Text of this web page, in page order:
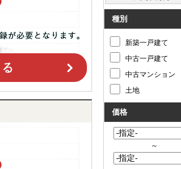
お知らせ
お問い合わせ
来店予約
お気に入り物件
会員登録
ログイン
種別
新築一戸建て
中古一戸建て
中古マンション
土地
価格
～